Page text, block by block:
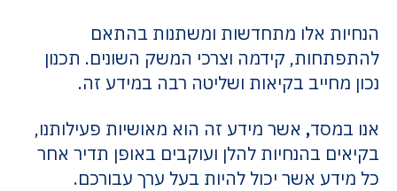
הנחיות אלו מתחדשות ומשתנות בהתאם
להתפתחות, קידמה וצרכי המשק השונים. תכנון
נכון מחייב בקיאות ושליטה רבה במידע זה.
אנו במסד, אשר מידע זה הוא מאושיות פעילותנו,
בקיאים בהנחיות להלן ועוקבים באופן תדיר אחר
כל מידע אשר יכול להיות בעל ערך עבורכם.